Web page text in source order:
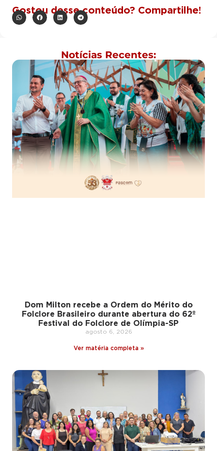
Gostou desse conteúdo? Compartilhe!
Notícias Recentes:
Dom Milton recebe a Ordem do Mérito do
Folclore Brasileiro durante abertura do 62º
Festival do Folclore de Olímpia-SP
agosto 6, 2026
Ver matéria completa »